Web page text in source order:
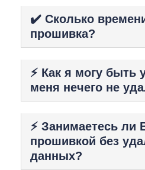
✔️ Сколько
прошивка?
⚡️ Как я могу быть
меня нечего не
⚡️ Занимаетесь ли
прошивкой без
данных?